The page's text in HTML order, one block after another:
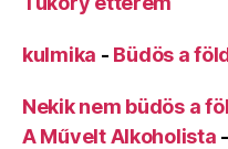
kulmika - Büdös a
Nekik nem büdös a
A Művelt Alkoholista -